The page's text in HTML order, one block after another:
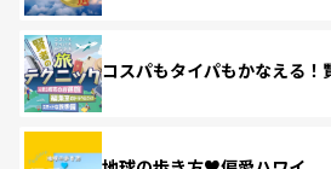
コスパもタイパもかなえる！